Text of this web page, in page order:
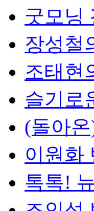
굿모닝
장성철
조태현
슬기로
(돌아
이원화
톡톡!